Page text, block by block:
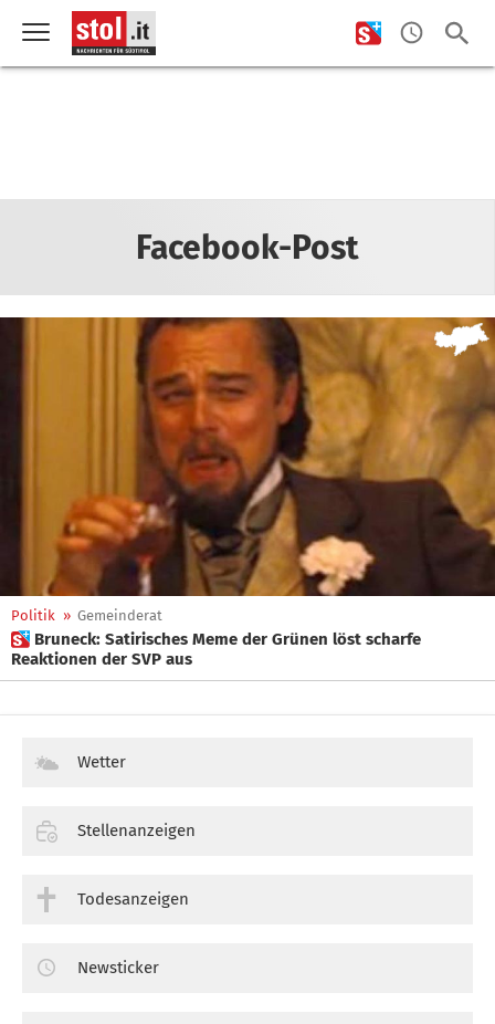
Facebook-Post
Politik » Gemeinderat
 Bruneck: Satirisches Meme der Grünen löst scharfe
Reaktionen der SVP aus
Wetter
Stellenanzeigen
Todesanzeigen
Newsticker